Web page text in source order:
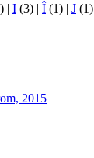
| I (3) | Î (1) | J (1)
2015